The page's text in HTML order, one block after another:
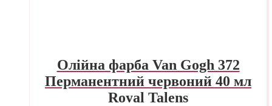
Олійна фарба Van Gogh 372
Перманентний червоний 40 мл
Royal Talens